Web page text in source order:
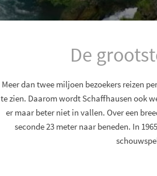
De
Meer dan twee miljoen bezoekers reizen
te zien. Daarom wordt Schaffhausen ook
er maar beter niet in vallen. Over een
seconde 23 meter naar beneden. In